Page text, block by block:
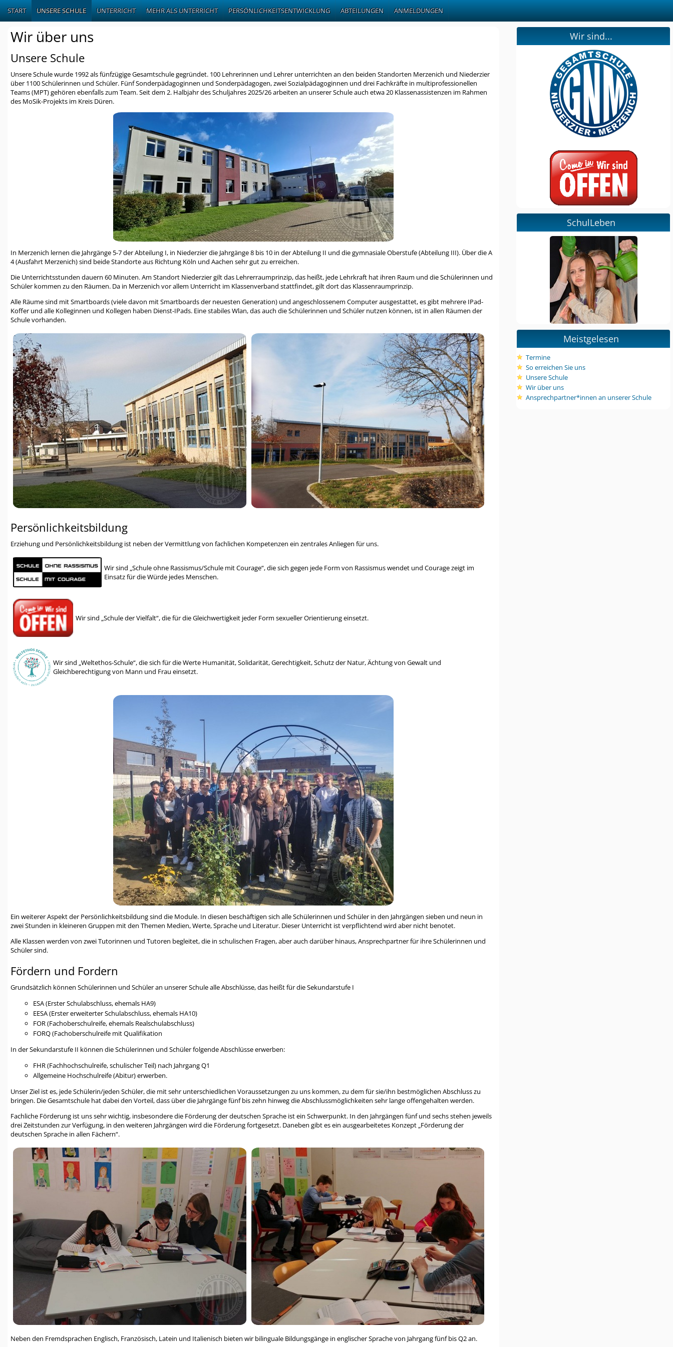
START UNSERE SCHULE UNTERRICHT MEHR ALS UNTERRICHT PERSÖNLICHKEITSENTWICKLUNG ABTEILUNGEN ANMELDUNGEN
Wir über uns
Unsere Schule
Unsere Schule wurde 1992 als fünfzügige Gesamtschule gegründet. 100 Lehrerinnen und Lehrer unterrichten an den beiden Standorten Merzenich und Niederzier
über 1100 Schülerinnen und Schüler. Fünf Sonderpädagoginnen und Sonderpädagogen, zwei Sozialpädagoginnen und drei Fachkräfte in multiprofessionellen
Teams (MPT) gehören ebenfalls zum Team. Seit dem 2. Halbjahr des Schuljahres 2025/26 arbeiten an unserer Schule auch etwa 20 Klassenassistenzen im Rahmen
des MoSik-Projekts im Kreis Düren.
In Merzenich lernen die Jahrgänge 5-7 der Abteilung I, in Niederzier die Jahrgänge 8 bis 10 in der Abteilung II und die gymnasiale Oberstufe (Abteilung III). Über die A
4 (Ausfahrt Merzenich) sind beide Standorte aus Richtung Köln und Aachen sehr gut zu erreichen.
Die Unterrichtsstunden dauern 60 Minuten. Am Standort Niederzier gilt das Lehrerraumprinzip, das heißt, jede Lehrkraft hat ihren Raum und die Schülerinnen und
Schüler kommen zu den Räumen. Da in Merzenich vor allem Unterricht im Klassenverband stattfindet, gilt dort das Klassenraumprinzip.
Alle Räume sind mit Smartboards (viele davon mit Smartboards der neuesten Generation) und angeschlossenem Computer ausgestattet, es gibt mehrere IPad-
Koffer und alle Kolleginnen und Kollegen haben Dienst-IPads. Eine stabiles Wlan, das auch die Schülerinnen und Schüler nutzen können, ist in allen Räumen der
Schule vorhanden.
Persönlichkeitsbildung
Erziehung und Persönlichkeitsbildung ist neben der Vermittlung von fachlichen Kompetenzen ein zentrales Anliegen für uns.
Wir sind „Schule ohne Rassismus/Schule mit Courage“, die sich gegen jede Form von Rassismus wendet und Courage zeigt im
Einsatz für die Würde jedes Menschen.
Wir sind „Schule der Vielfalt“, die für die Gleichwertigkeit jeder Form sexueller Orientierung einsetzt.
Wir sind „Weltethos-Schule“, die sich für die Werte Humanität, Solidarität, Gerechtigkeit, Schutz der Natur, Ächtung von Gewalt und
Gleichberechtigung von Mann und Frau einsetzt.
Ein weiterer Aspekt der Persönlichkeitsbildung sind die Module. In diesen beschäftigen sich alle Schülerinnen und Schüler in den Jahrgängen sieben und neun in
zwei Stunden in kleineren Gruppen mit den Themen Medien, Werte, Sprache und Literatur. Dieser Unterricht ist verpflichtend wird aber nicht benotet.
Alle Klassen werden von zwei Tutorinnen und Tutoren begleitet, die in schulischen Fragen, aber auch darüber hinaus, Ansprechpartner für ihre Schülerinnen und
Schüler sind.
Fördern und Fordern
Grundsätzlich können Schülerinnen und Schüler an unserer Schule alle Abschlüsse, das heißt für die Sekundarstufe I
ESA (Erster Schulabschluss, ehemals HA9)
EESA (Erster erweiterter Schulabschluss, ehemals HA10)
FOR (Fachoberschulreife, ehemals Realschulabschluss)
FORQ (Fachoberschulreife mit Qualifikation
In der Sekundarstufe II können die Schülerinnen und Schüler folgende Abschlüsse erwerben:
FHR (Fachhochschulreife, schulischer Teil) nach Jahrgang Q1
Allgemeine Hochschulreife (Abitur) erwerben.
Unser Ziel ist es, jede Schülerin/jeden Schüler, die mit sehr unterschiedlichen Voraussetzungen zu uns kommen, zu dem für sie/ihn bestmöglichen Abschluss zu
bringen. Die Gesamtschule hat dabei den Vorteil, dass über die Jahrgänge fünf bis zehn hinweg die Abschlussmöglichkeiten sehr lange offengehalten werden.
Fachliche Förderung ist uns sehr wichtig, insbesondere die Förderung der deutschen Sprache ist ein Schwerpunkt. In den Jahrgängen fünf und sechs stehen jeweils
drei Zeitstunden zur Verfügung, in den weiteren Jahrgängen wird die Förderung fortgesetzt. Daneben gibt es ein ausgearbeitetes Konzept „Förderung der
deutschen Sprache in allen Fächern“.
Neben den Fremdsprachen Englisch, Französisch, Latein und Italienisch bieten wir bilinguale Bildungsgänge in englischer Sprache von Jahrgang fünf bis Q2 an.
Wir sind...
SchulLeben
Meistgelesen
Termine
So erreichen Sie uns
Unsere Schule
Wir über uns
Ansprechpartner*innen an unserer Schule